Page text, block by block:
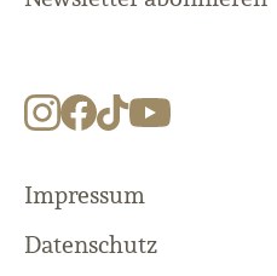
Impressum
Datenschutz